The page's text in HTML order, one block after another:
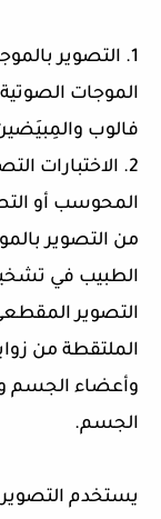
1. التصوير
الموجات
فالوب
2. الاختبارات
المحوسب أو
من التصوير
الطبيب في
التصوير
الملتقطة من
وأعضاء الجسم
الجسم.
يستخدم التصوير